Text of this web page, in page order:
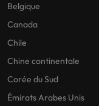
Belgique
Canada
Chile
Chine continentale
Corée du Sud
Émirats Arabes Unis